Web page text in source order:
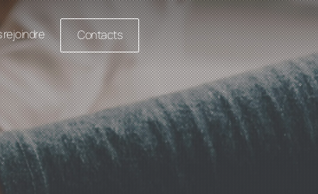
rejoindre Contacts